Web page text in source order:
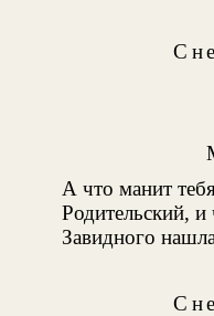
А что манит
Родительский, и
Завидного